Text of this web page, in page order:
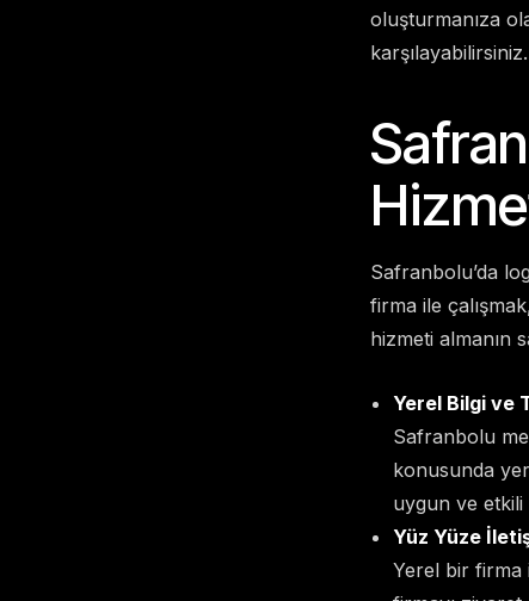
oluşturmanıza
Safranbolu’da
firma ile
hizmeti almanın
Yerel Bilgi ve
Safranbolu
konusunda
uygun ve etkili
Yüz Yüze
Yerel bir firma